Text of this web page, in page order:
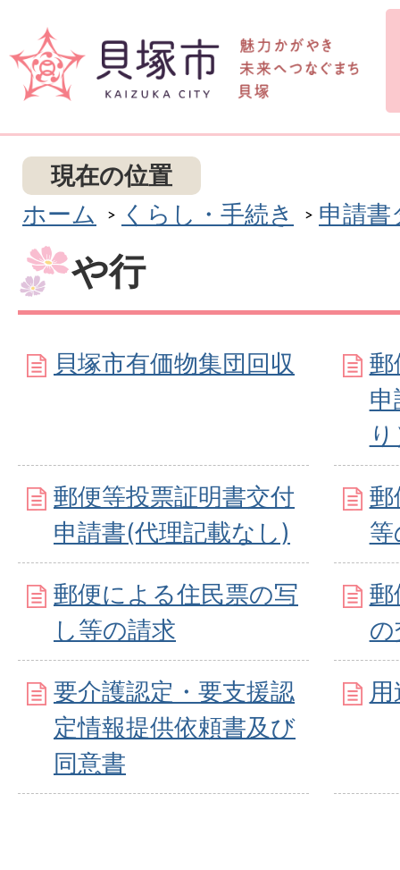
現在の位置
ホーム
くらし・手続き 申請書
や行
貝塚市有価物集団回収
郵
郵便等投票証明書交付
申請書(代理記載なし)
郵
郵便による住民票の写
し等の請求
郵
要介護認定・要支援認
定情報提供依頼書及び
同意書